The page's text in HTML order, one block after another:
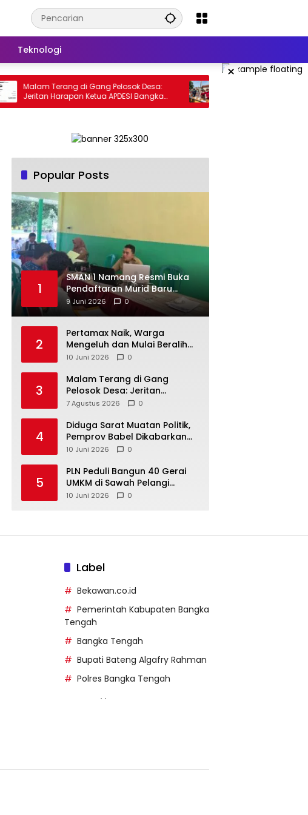
Teknologi
×
Malam Terang di Gang Pelosok Desa:
Jeritan Harapan Ketua APDESI Bangka
Tengah untuk PLN Babel
Musnahkan 31 Perkara
Bangka Tengah Tegaskan
Berantas Kejahatan Hingga
Popular Posts
1
SMAN 1 Namang Resmi Buka
Pendaftaran Murid Baru
2026/2027
9 Juni 2026 0
2
‎Pertamax Naik, Warga
Mengeluh dan Mulai Beralih
ke Pertalite Meski Harus Antre
10 Juni 2026 0
3
Malam Terang di Gang
Pelosok Desa: Jeritan
Harapan Ketua APDESI
Babel
7 Agustus 2026 0
4
‎Diduga Sarat Muatan Politik,
Pemprov Babel Dikabarkan
Lakukan Rotasi Besar-
10 Juni 2026 0
5
‎PLN Peduli Bangun 40 Gerai
UMKM di Sawah Pelangi
Namang, Dorong
10 Juni 2026 0
Label
Bekawan.co.id
Pemerintah Kabupaten Bangka
Tengah
Bangka Tengah
Bupati Bateng Algafry Rahman
Polres Bangka Tengah